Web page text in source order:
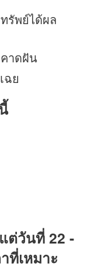
รัพย์ได้ผล
าดฝัน
ฉย
ต่วันที่ 22 -
ที่เหมาะ